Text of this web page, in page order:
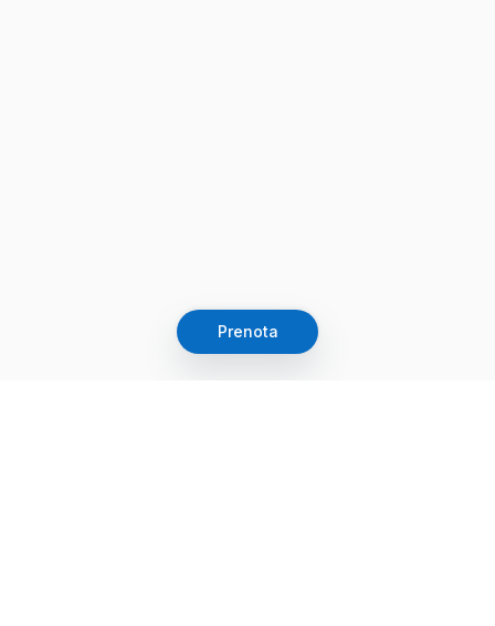
Prenota